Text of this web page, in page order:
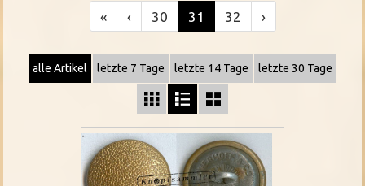
« ‹ 30 31 32 ›
alle Artikel letzte 7 Tage letzte 14 Tage letzte 30 Tage
  